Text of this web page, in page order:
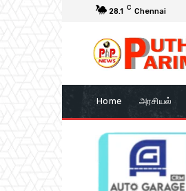
28.1 C Chennai
Home அரசியல்